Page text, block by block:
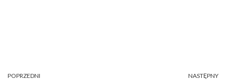
POPRZEDNI NASTĘPNY